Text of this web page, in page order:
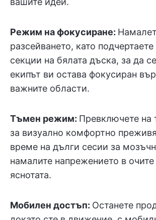
Режим на фокусиране:
разсейването, като
секции на бялата дъска, за да
екипът ви остава фокусиран
важните области.
Тъмен режим: Превключете
за визуално комфортно
време на дълги сесии за
намалите напрежението в
яснотата.
Мобилен достъп: Останете